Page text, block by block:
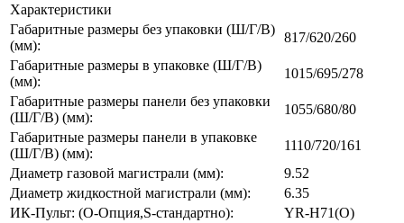
Характеристики
Габаритные размеры без упаковки (Ш/Г/В)
(мм):
817/620/260
Габаритные размеры в упаковке (Ш/Г/В)
(мм):
1015/695/278
Габаритные размеры панели без упаковки
(Ш/Г/В) (мм):
1055/680/80
Габаритные размеры панели в упаковке
(Ш/Г/В) (мм):
1110/720/161
Диаметр газовой магистрали (мм):
9.52
Диаметр жидкостной магистрали (мм):
6.35
ИК-Пульт: (O-Опция,S-стандартно):
YR-H71(O)